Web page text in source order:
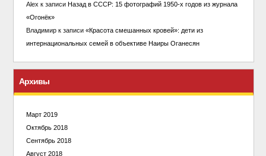
Alex к записи Назад в СССР: 15 фотографий 1950-х годов из журнала
«Огонёк»
Владимирк записи «Красота смешанных кровей»: дети из
интернациональных семей в объективе Наиры Оганесян
Архивы
Март 2019
Октябрь 2018
Сентябрь 2018
Август 2018